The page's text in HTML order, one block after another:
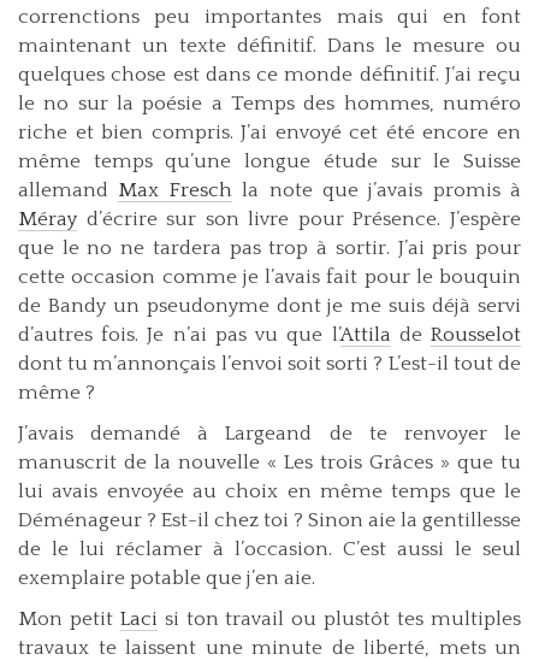
correnctions peu importantes mais qui en font
maintenant un texte définitif. Dans le mesure ou
quelques chose est dans ce monde définitif. J’ai reçu
le no sur la poésie a Temps des hommes, numéro
riche et bien compris. J’ai envoyé cet été encore en
même temps qu’une longue étude sur le Suisse
allemand Max Freschla note que j’avais promis à
Méray d’écrire sur son livre pour Présence. J’espère
que le no ne tardera pas trop à sortir. J’ai pris pour
cette occasion comme je l’avais fait pour le bouquin
de Bandy un pseudonyme dont je me suis déjà servi
d’autres fois. Je n’ai pas vu que l’Attila deRousselot
dont tu m’annonçais l’envoi soit sorti ? L’est-il tout de
même ?
J’avais demandé à Largeand de te renvoyer le
manuscrit de la nouvelle « Les trois Grâces » que tu
lui avais envoyée au choix en même temps que le
Déménageur ? Est-il chez toi ? Sinon aie la gentillesse
de le lui réclamer à l’occasion. C’est aussi le seul
exemplaire potable que j’en aie.
Mon petit Laci si ton travail ou plustôt tes multiples
travaux te laissent une minute de liberté, mets un